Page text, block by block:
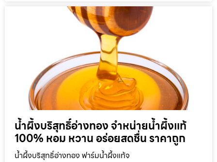
น้ำผึ้งบริสุทธิ์อ่างทอง จำหน่ายน้ำผึ้งแท้
100% หอม หวาน อร่อยสดชื่น ราคาถูก
น้ำผึ้งบริสุทธิ์อ่างทอง ฟาร์มน้ำผึ้งแท้จ